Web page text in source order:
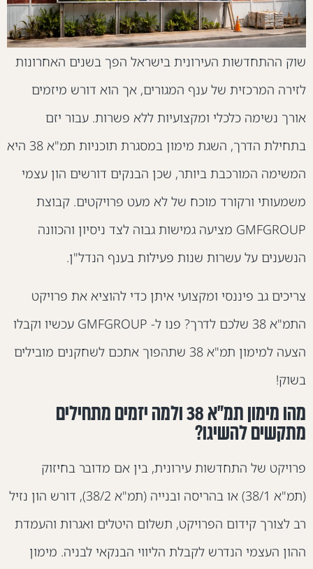
ההתחדשות העירונית בישראל הפך בשנים האחרונות
המרכזית של ענף המגורים, אך הוא דורש מיזמים
נשימה כלכלי ומקצועיות ללא פשרות. עבור יזם
בתחילת הדרך, השגת מימון במסגרת תוכניות תמ"א 38 היא
המורכבת ביותר, שכן הבנקים דורשים הון עצמי
ורקורד מוכח של לא מעט פרויקטים. קבוצת
GMFGROUP מציעה גמישות גבוה לצד ניסיון והכוונה
על עשרות שנות פעילות בענף הנדל"ן.
גב פיננסי ומקצועי איתן כדי להוציא את פרויקט
התמ"א 38 שלכם לדרך? פנו ל- GMFGROUP עכשיו וקבלו
הצעה למימון תמ"א 38 שתהפוך אתכם לשחקנים מובילים
מהו מימון תמ"א 38 ולמה יזמים מתחילים
להשיגו?
של התחדשות עירונית, בין אם מדובר בחיזוק
(תמ"א 38/1) או בהריסה ובנייה (תמ"א 38/2), דורש הון נזיל
לצורך קידום הפרויקט, תשלום היטלים ואגרות והעמדת
העצמי הנדרש לקבלת הליווי הבנקאי לבניה. מימון